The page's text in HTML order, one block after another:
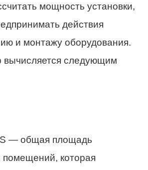
мощность установки,
действия
и монтажу оборудования.
вычисляется следующим
— общая площадь
которая